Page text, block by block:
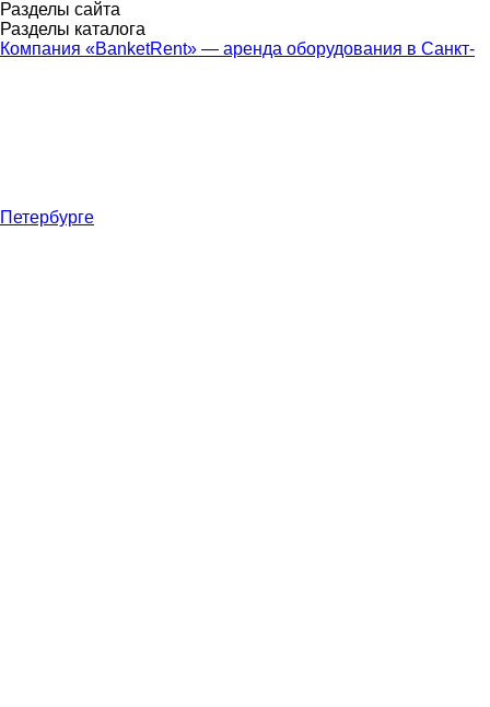
Разделы сайта
Разделы каталога
Компания «BanketRent» — аренда оборудования в Санкт-
Петербурге